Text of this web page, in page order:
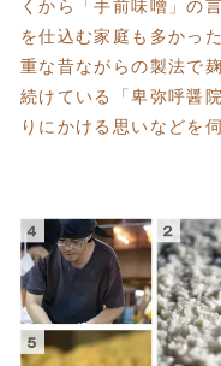
くから「手前味噌」の
を仕込む家庭も多かっ
重な昔ながらの製法で
続けている「卑弥呼醤
りにかける思いなどを